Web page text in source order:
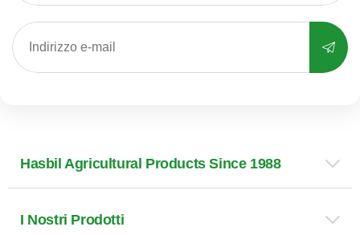
Hasbil Agricultural Products Since 1988
I Nostri Prodotti